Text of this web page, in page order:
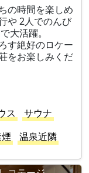
の時間を楽しめ
や 2人でのんび
大活躍。
す絶好のロケー
をお楽しみくだ
ス
サウナ
温泉近隣